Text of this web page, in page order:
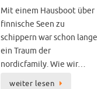
Mit einem Hausboot über
finnische Seen zu
schippern war schon lange
ein Traum der
nordicfamily. Wie wir…
weiter lesen